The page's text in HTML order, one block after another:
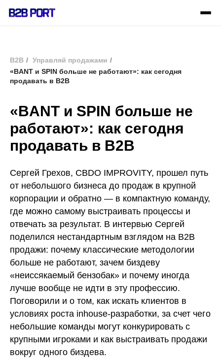
B2B / Управляй продажами /
«BANT и SPIN больше не работают»: как сегодня
продавать в B2B
«BANT и SPIN больше не
работают»: как сегодня
продавать в B2B
Сергей Грехов, CBDO IMPROVITY, прошел путь
от небольшого бизнеса до продаж в крупной
корпорации и обратно — в компактную команду,
где можно самому выстраивать процессы и
отвечать за результат. В интервью Сергей
поделился нестандартным взглядом на B2B
продажи: почему классические методологии
больше не работают, зачем биздеву
«неиссякаемый бензобак» и почему иногда
лучше вообще не идти в эту профессию.
Поговорили и о том, как искать клиентов в
условиях роста inhouse-разработки, за счет чего
небольшие команды могут конкурировать с
крупными игроками и как выстраивать продажи
вокруг одного биздева.